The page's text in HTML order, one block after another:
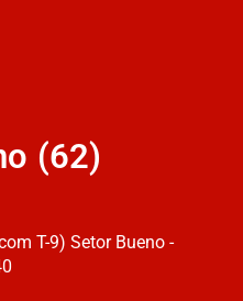
(62)
T-9) Setor Bueno -